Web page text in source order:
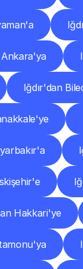
Iğdır'dan
Hakkari'ye